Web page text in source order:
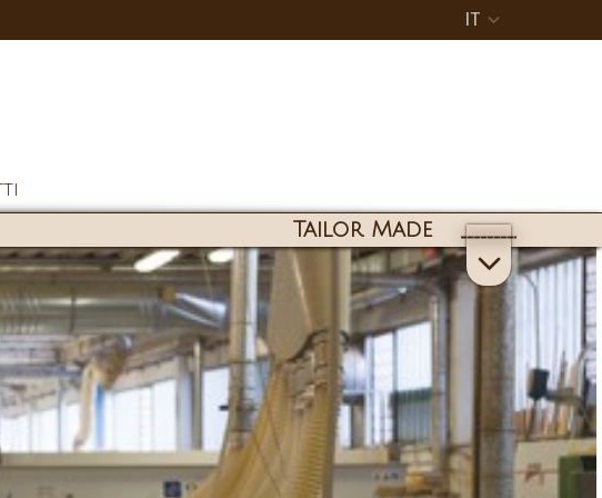
IT
Stile Promessa Vedi tutti
Tailor Made